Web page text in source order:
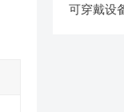
可穿戴设